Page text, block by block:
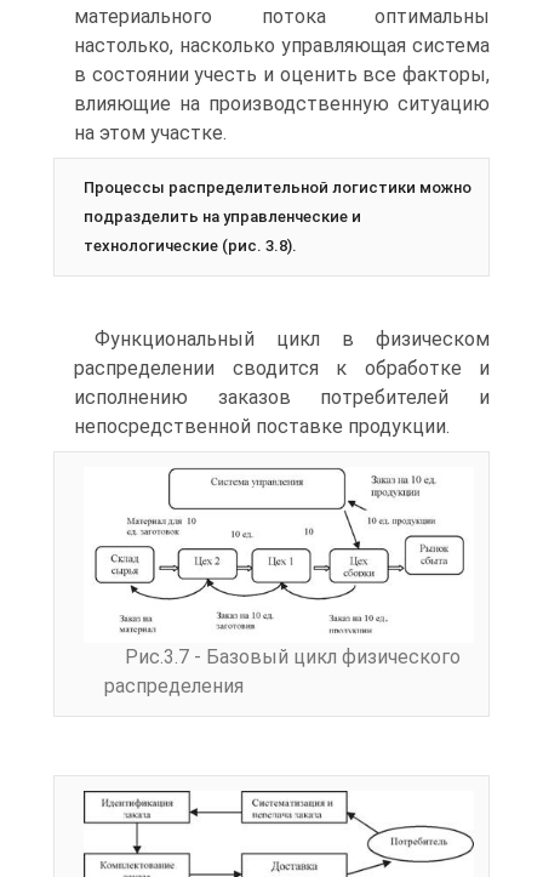
материального потока оптимальны
настолько, насколько управляющая система
в состоянии учесть и оценить все факторы,
влияющие на производственную ситуацию
на этом участке.
Процессы распределительной логистики можно
подразделить на управленческие и
технологические (рис. 3.8).
Функциональный цикл в физическом
распределении сводится к обработке и
исполнению заказов потребителей и
непосредственной поставке продукции.
Рис.3.7 - Базовый цикл физического
распределения